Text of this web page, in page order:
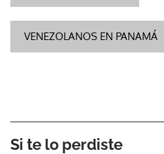
VENEZOLANOS EN PANAMÁ
Si te lo perdiste